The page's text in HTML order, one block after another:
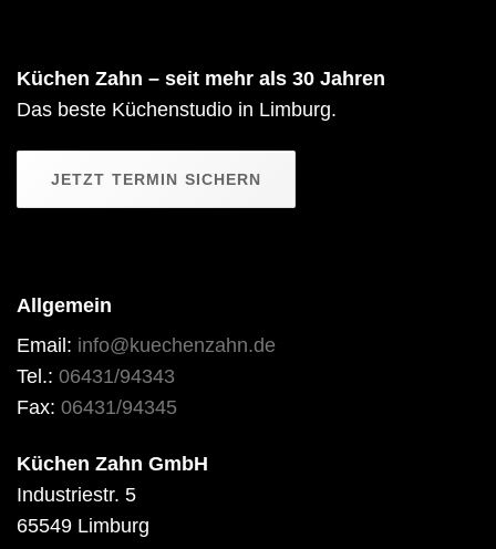
Küchen Zahn – seit mehr als 30 Jahren
Das beste Küchenstudio in Limburg.
JETZT TERMIN SICHERN
Allgemein
Email: info@kuechenzahn.de
Tel.: 06431/94343
Fax: 06431/94345
Küchen Zahn GmbH
Industriestr. 5
65549 Limburg